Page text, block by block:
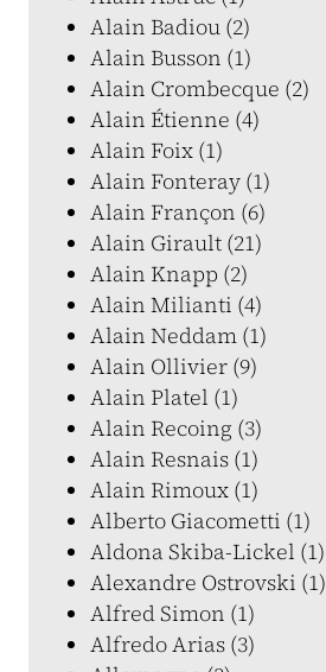
Alain Badiou (2)
Alain Busson (1)
Alain Crombecque (2)
Alain Étienne (4)
Alain Foix (1)
Alain Fonteray (1)
Alain Françon (6)
Alain Girault (21)
Alain Knapp (2)
Alain Milianti (4)
Alain Neddam (1)
Alain Ollivier (9)
Alain Platel (1)
Alain Recoing (3)
Alain Resnais (1)
Alain Rimoux (1)
Alberto Giacometti (1)
Aldona Skiba-Lickel (1)
Alexandre Ostrovski (1)
Alfred Simon (1)
Alfredo Arias (3)